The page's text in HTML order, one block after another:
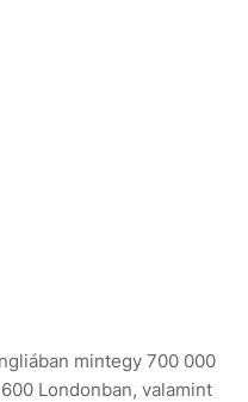
mintegy 700 000
Londonban, valamint